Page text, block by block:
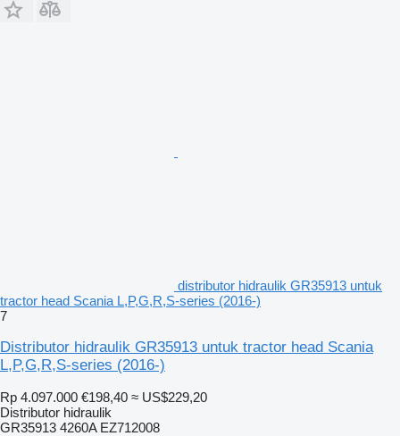
distributor hidraulik GR35913 untuk
tractor head Scania L,P,G,R,S-series (2016-)
7
Distributor hidraulik GR35913 untuk tractor head Scania
L,P,G,R,S-series (2016-)
Rp 4.097.000 €198,40 ≈ US$229,20
Distributor hidraulik
GR35913 4260A EZ712008